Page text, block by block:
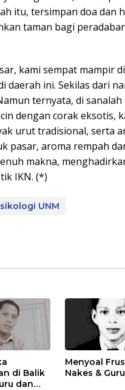
itu, tersimpan doa dan
taman bagi
kami sempat mampir
ini. Sekilas dari
ternyata, di
dengan corak eksotis,
urut tradisional, serta
pasar, aroma rempah
makna,
IKN. (*)
UNM
di Balik
dan
Menyoal
Nakes & Guru